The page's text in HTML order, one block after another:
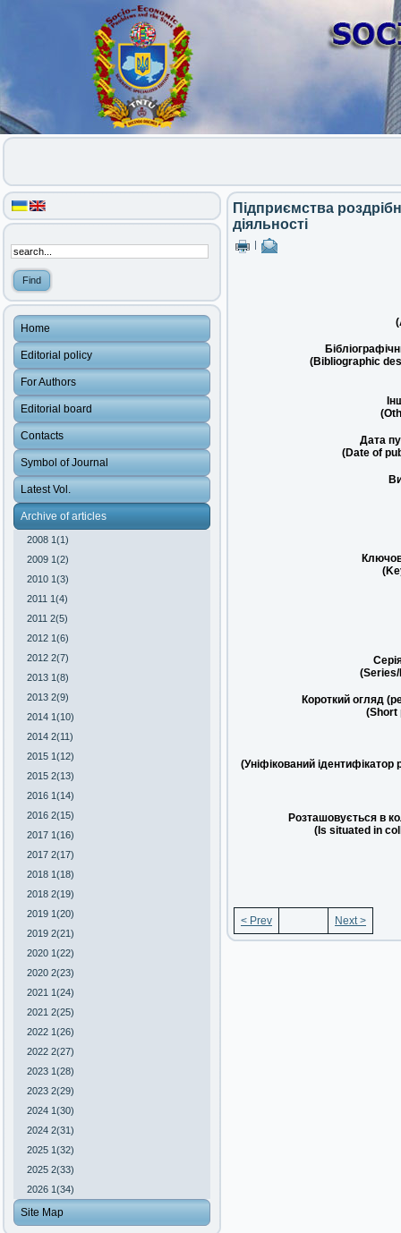
Home
Editorial policy
For Authors
Editorial board
Contacts
Symbol of Journal
Latest Vol.
Archive of articles
2008 1(1)
2009 1(2)
2010 1(3)
2011 1(4)
2011 2(5)
2012 1(6)
2012 2(7)
2013 1(8)
2013 2(9)
2014 1(10)
2014 2(11)
2015 1(12)
2015 2(13)
2016 1(14)
2016 2(15)
2017 1(16)
2017 2(17)
2018 1(18)
2018 2(19)
2019 1(20)
2019 2(21)
2020 1(22)
2020 2(23)
2021 1(24)
2021 2(25)
2022 1(26)
2022 2(27)
2023 1(28)
2023 2(29)
2024 1(30)
2024 2(31)
2025 1(32)
2025 2(33)
2026 1(34)
Site Map
Підприємства
діяльності
(Bibliographic
Дата
(Date of
Короткий огляд
(Short
(Уніфікований ідентифікатор
Розташовується в
(Is situated in
< Prev Next >